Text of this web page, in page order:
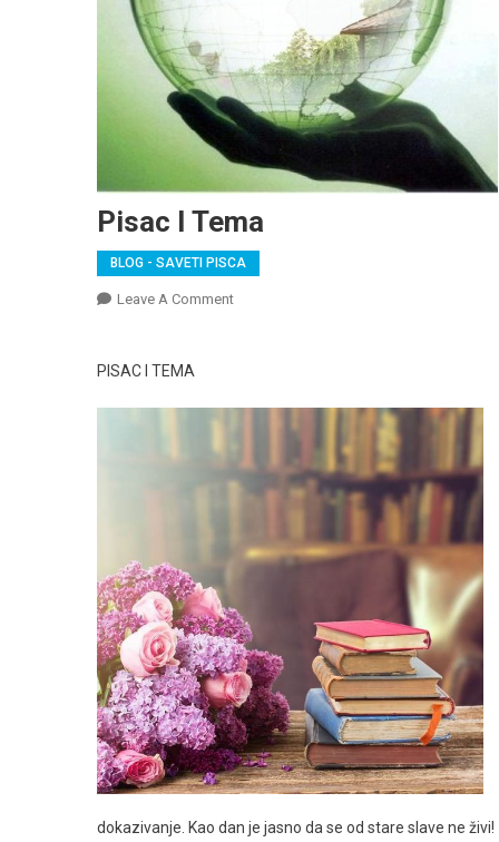
Pisac I Tema
BLOG - SAVETI PISCA
Leave A CommentOn
PISAC I TEMA
dokazivanje. Kao dan je jasno da se od stare slave ne živi!